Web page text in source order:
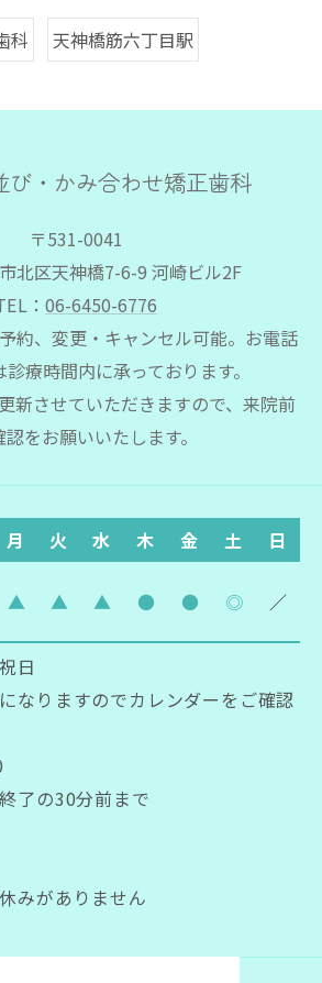
科 天神橋筋六丁目駅
び・かみ合わせ矯正歯科
〒531-0041
北区天神橋7-6-9 河崎ビル2F
： 06-6450-6776
約、変更・キャンセル可能。お電話
療時間内に承っております。
新させていただきますので、来院前
認をお願いいたします。
月 火 水 木 金 土 日
▲ ▲ ▲ ● ● ◎ ／
日
なりますのでカレンダーをご確認
了の30分前まで
みがありません